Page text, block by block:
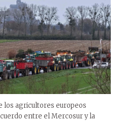
los agricultores europeos
entre el Mercosur y la